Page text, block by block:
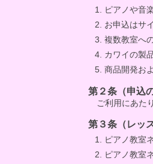
ピアノや音
お申込はサ
複数教室へ
カワイの製
商品開発お
第２条（申込
ご利用にあた
第３条（レッ
ピアノ教室
ピアノ教室